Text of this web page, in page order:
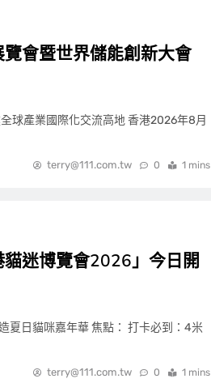
會暨世界儲能創新大會
球產業國際化交流高地 香港2026年8月
terry@111.com.tw 0 1 mins
迷博覽會2026」今日開
夏日貓咪嘉年華 焦點： 打卡必到：4米
terry@111.com.tw 0 1 mins